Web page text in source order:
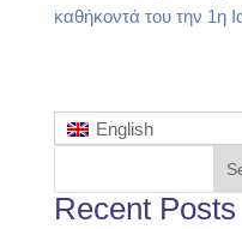
καθήκοντά του την 1η
English
Recent Posts